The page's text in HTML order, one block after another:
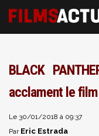
BLACK
acclament le
Le 30/01/2018 à 09:37
Par Eric Estrada